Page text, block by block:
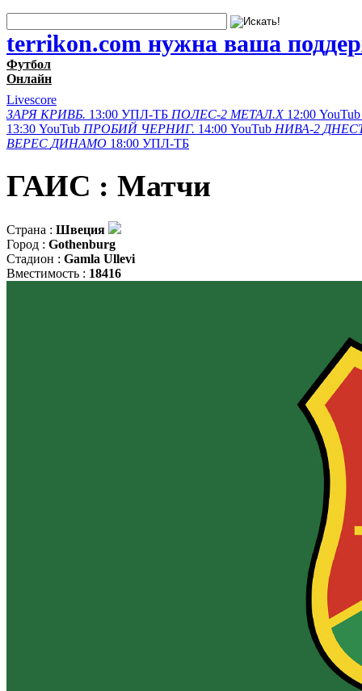
terrikon.com нужна ваша
Футбол
Онлайн
Livescore
ЗАРЯ КРИВБ. 13:00 УПЛ-ТБ ПОЛЕС-2 МЕТАЛ.Х 12:00 YouTub
13:30 YouTub ПРОБИЙ ЧЕРНИГ. 14:00 YouTub НИВА-2
ВЕРЕС ДИНАМО 18:00 УПЛ-ТБ
ГАИС : Матчи
Страна : Швеция
Город : Gothenburg
Стадион : Gamla Ullevi
Вместимость : 18416